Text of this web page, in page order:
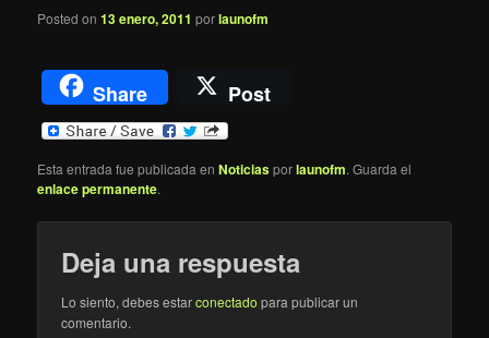
Posted on13 enero, 2011 porlaunofm
Share Post
Esta entrada fue publicada enNoticiasporlaunofm. Guarda el
enlace permanente.
Deja una respuesta
Lo siento, debes estarconectado para publicar un
comentario.